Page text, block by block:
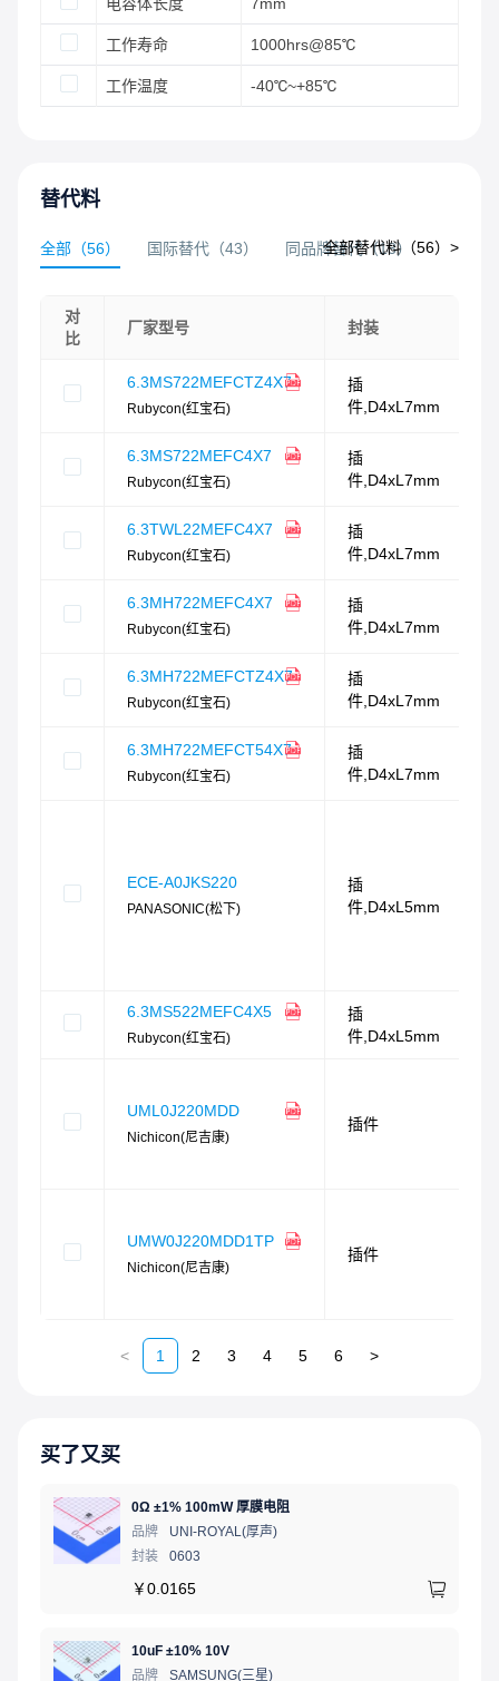
工作寿命 1000hrs@85℃
工作温度 -40℃~+85℃
替代料
全部 （56） 国际替代 （43） 同品牌替代（13）
全部替代料（56）>
对
比
厂家型号 封装
6.3MS722MEFCTZ4X7
Rubycon(红宝石)
插
件,D4xL7mm
6.3MS722MEFC4X7
Rubycon(红宝石)
插
件,D4xL7mm
6.3TWL22MEFC4X7
Rubycon(红宝石)
插
件,D4xL7mm
6.3MH722MEFC4X7
Rubycon(红宝石)
插
件,D4xL7mm
6.3MH722MEFCTZ4X7
Rubycon(红宝石)
插
件,D4xL7mm
6.3MH722MEFCT54X7
Rubycon(红宝石)
插
件,D4xL7mm
ECE-A0JKS220
PANASONIC(松下)
插
件,D4xL5mm
6.3MS522MEFC4X5
Rubycon(红宝石)
插
件,D4xL5mm
UML0J220MDD
Nichicon(尼吉康)
插件
UMW0J220MDD1TP
Nichicon(尼吉康)
插件
< 1 2 3 4 5 6 >
买了又买
0Ω ±1% 100mW 厚膜电阻
品牌
UNI-ROYAL(厚声)
封装
0603
￥0.0165
10uF ±10% 10V
品牌
SAMSUNG(三星)